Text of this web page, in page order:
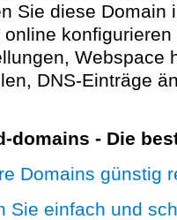
Sie diese Domain
online
Webspace
DNS-Einträge
domains - Die
Domains günstig
Sie einfach und